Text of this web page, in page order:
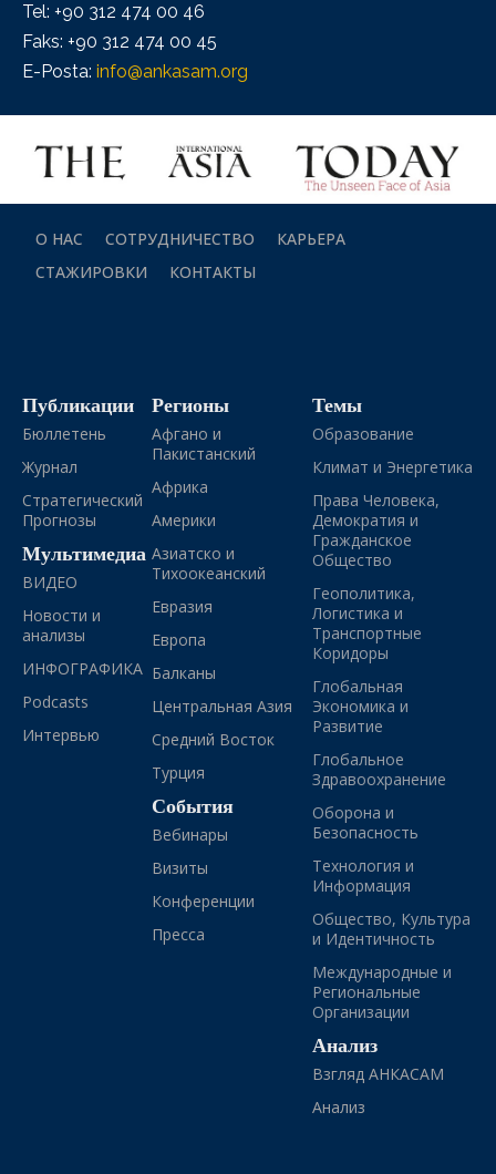
Tel: +90 312 474 00 46
Faks: +90 312 474 00 45
E-Posta: info@ankasam.org
О НАС СОТРУДНИЧЕСТВО
КАРЬЕРА
СТАЖИРОВКИ
КОНТАКТЫ
Публикации
Бюллетень
Журнал
Стратегический
Прогнозы
Мультимедиа
ВИДЕО
Новости и
анализы
ИНФОГРАФИКА
Podcasts
Интервью
Регионы
Афгано и
Пакистанский
Африка
Америки
Азиатско и
Тихоокеанский
Евразия
Европа
Балканы
Центральная Азия
Средний Восток
Турция
События
Вебинары
Визиты
Конференции
Пресса
Темы
Образование
Климат и Энергетика
Права Человека,
Демократия и
Гражданское
Общество
Геополитика,
Логистика и
Транспортные
Коридоры
Глобальная
Экономика и
Развитие
Глобальное
Здравоохранение
Оборона и
Безопасность
Технология и
Информация
Общество, Культура
и Идентичность
Международные и
Региональные
Организации
Анализ
Взгляд АНКАСАМ
Анализ